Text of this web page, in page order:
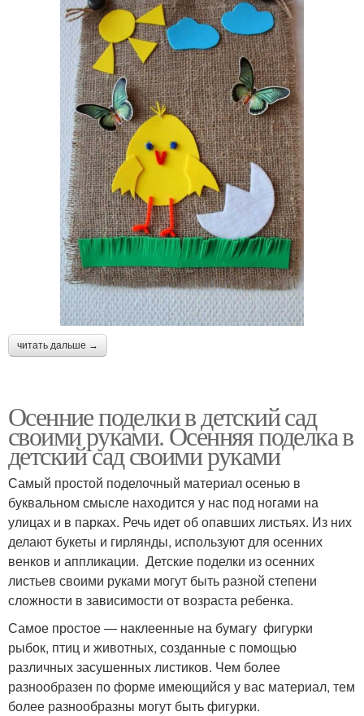
читать дальше →
Осенние поделки в детский сад
своими руками. Осенняя поделка в
детский сад своими руками
Самый простой поделочный материал осенью в
буквальном смысле находится у нас под ногами на
улицах и в парках. Речь идет об опавших листьях. Из них
делают букеты и гирлянды, используют для осенних
венков и аппликации. Детские поделки из осенних
листьев своими руками могут быть разной степени
сложности в зависимости от возраста ребенка.
Самое простое — наклеенные на бумагу фигурки
рыбок, птиц и животных, созданные с помощью
различных засушенных листиков. Чем более
разнообразен по форме имеющийся у вас материал, тем
более разнообразны могут быть фигурки.